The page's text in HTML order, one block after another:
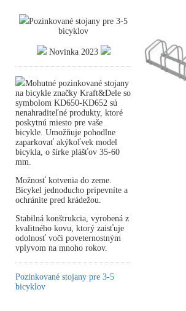
Pozinkované stojany pre 3-5
bicyklov
Novinka 2023
Mohutné pozinkované stojany
na bicykle značky Kraft&Dele so
symbolom KD650-KD652 sú
nenahraditeľné produkty, ktoré
poskytnú miesto pre vaše
bicykle. Umožňuje pohodlne
zaparkovať akýkoľvek model
bicykla, o šírke plášťov 35-60
mm.
Možnosť kotvenia do zeme.
Bicykel jednoducho pripevníte a
ochránite pred krádežou.
Stabilná konštrukcia, vyrobená z
kvalitného kovu, ktorý zaisťuje
odolnosť voči poveternostným
vplyvom na mnoho rokov.
Pozinkované stojany pre 3-5
bicyklov